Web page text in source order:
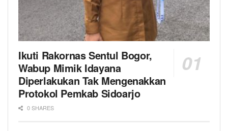
Ikuti Rakornas Sentul Bogor,
Wabup Mimik Idayana
Diperlakukan Tak Mengenakkan
Protokol Pemkab Sidoarjo
0 SHARES